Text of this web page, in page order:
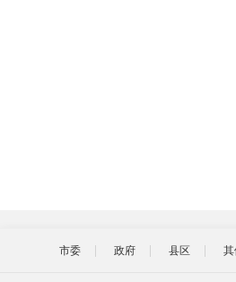
市委 政府 县区